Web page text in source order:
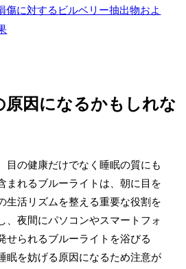
傷に対するビルベリー抽出物およ
原因になるかもしれな
目の健康だけでなく睡眠の質にも
まれるブルーライトは、朝に目を
生活リズムを整える重要な役割を
、夜間にパソコンやスマートフォ
せられるブルーライトを浴びる
眠を妨げる原因になるため注意が